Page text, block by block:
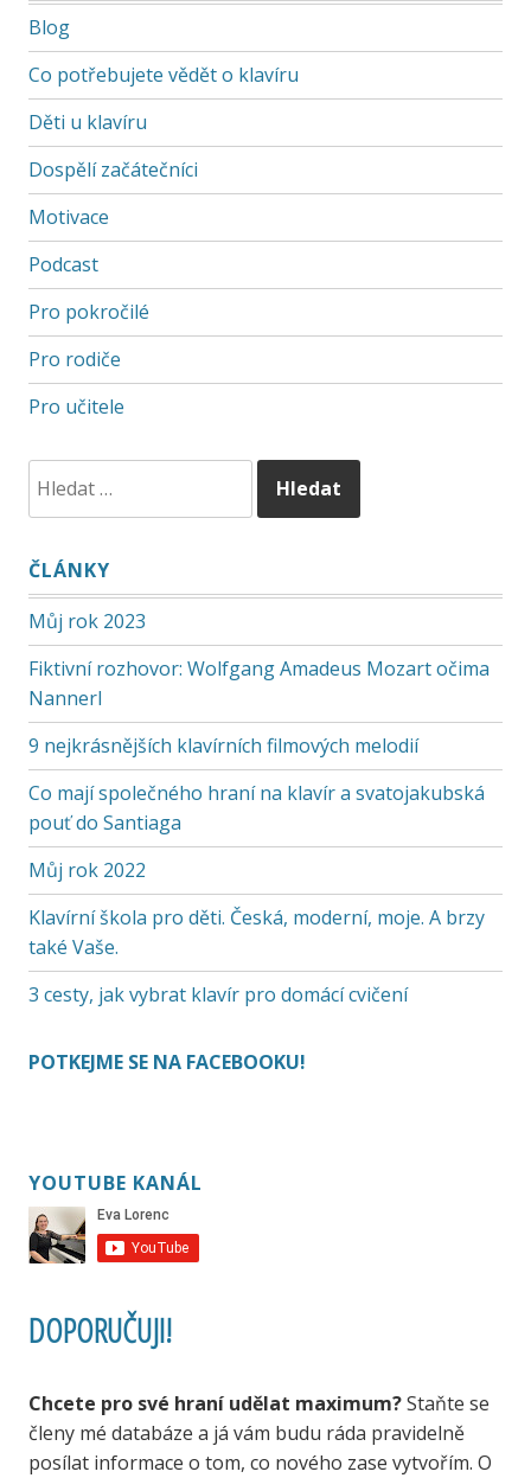
Blog
Co potřebujete vědět o klavíru
Děti u klavíru
Dospělí začátečníci
Motivace
Podcast
Pro pokročilé
Pro rodiče
Pro učitele
ČLÁNKY
Můj rok 2023
Fiktivní rozhovor: Wolfgang Amadeus Mozart očima
Nannerl
9 nejkrásnějších klavírních filmových melodií
Co mají společného hraní na klavír a svatojakubská
pouť do Santiaga
Můj rok 2022
Klavírní škola pro děti. Česká, moderní, moje. A brzy
také Vaše.
3 cesty, jak vybrat klavír pro domácí cvičení
POTKEJME SE NA FACEBOOKU!
YOUTUBE KANÁL
DOPORUČUJI!
Chcete pro své hraní udělat maximum?Staňte se
členy mé databáze a já vám budu ráda pravidelně
posílat informace o tom, co nového zase vytvořím. O